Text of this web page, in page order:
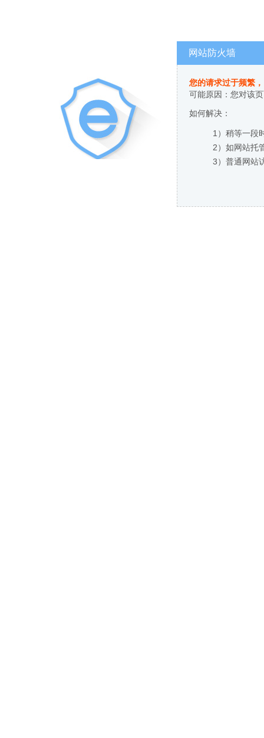
网站防火墙
您的请求过于频繁
可能原因：您对该
如何解决：
1）稍等一段
2）如网站托
3）普通网站